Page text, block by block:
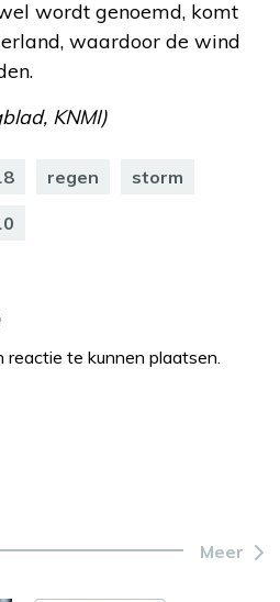
wordt genoemd, komt
waardoor de wind
KNMI)
regen storm
reactie te kunnen plaatsen.
Meer